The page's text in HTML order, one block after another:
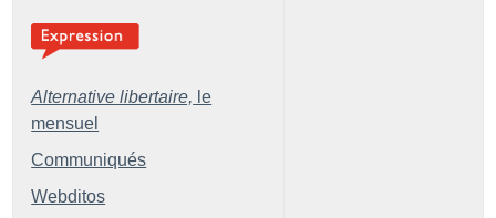
Alternative libertaire, le
mensuel
Communiqués
Webditos